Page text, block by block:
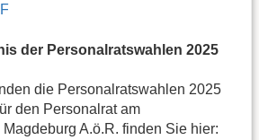
der Personalratswahlen 2025
die Personalratswahlen 2025
den Personalrat am
A.ö.R. finden Sie hier: